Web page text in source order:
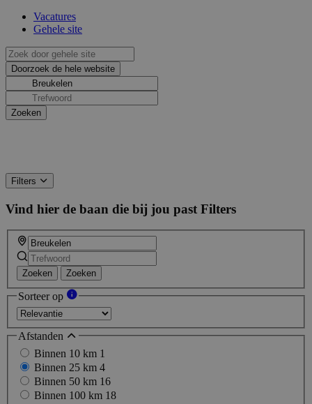
Vacatures
Gehele site
Filters
Vind hier de baan die bij jou past Filters
Zoeken Zoeken
Sorteer op
Afstanden
Binnen 10 km 1
Binnen 25 km 4
Binnen 50 km 16
Binnen 100 km 18